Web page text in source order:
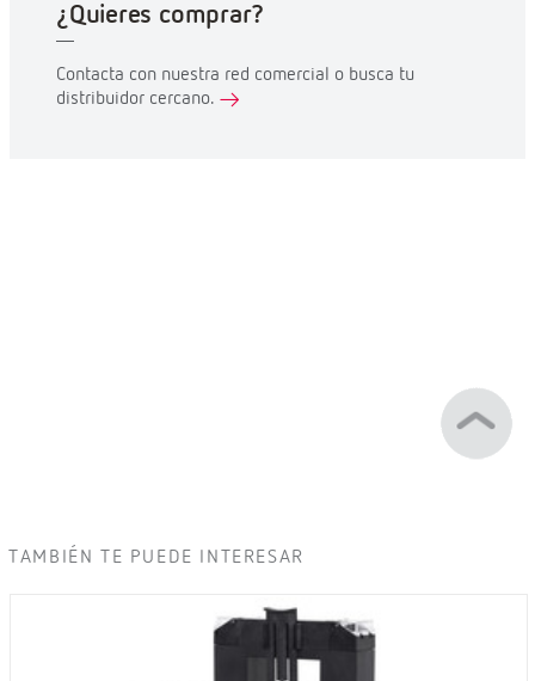
¿Quieres comprar?
Contacta con nuestra red comercial o busca tu
distribuidor cercano.
TAMBIÉN TE PUEDE INTERESAR